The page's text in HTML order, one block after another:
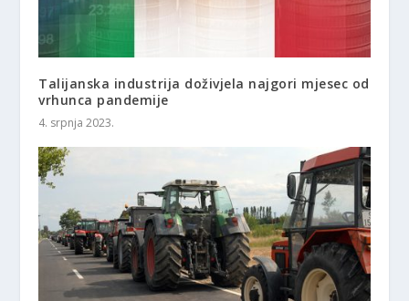
Talijanska industrija doživjela najgori mjesec od
vrhunca pandemije
4. srpnja 2023.